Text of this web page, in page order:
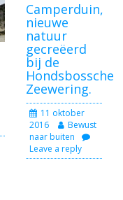
Camperduin,
nieuwe
natuur
gecreëerd
bij de
Hondsbossche
Zeewering.
11 oktober
2016
Bewust
naar buiten
Leave a reply